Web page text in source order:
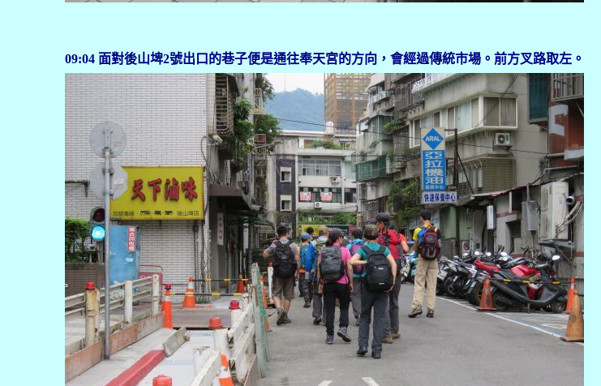
09:04 面對後山埤2號出口的巷子便是通往奉天宮的方向，會經過傳統市場。前方叉路取左。